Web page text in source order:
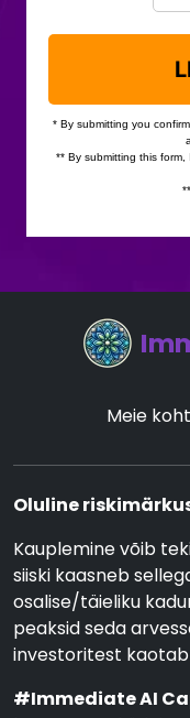
Meie
Oluline
Kauplemine võib
siiski kaasneb
osalise/täieliku
peaksid seda
investoritest
#Immediate AI